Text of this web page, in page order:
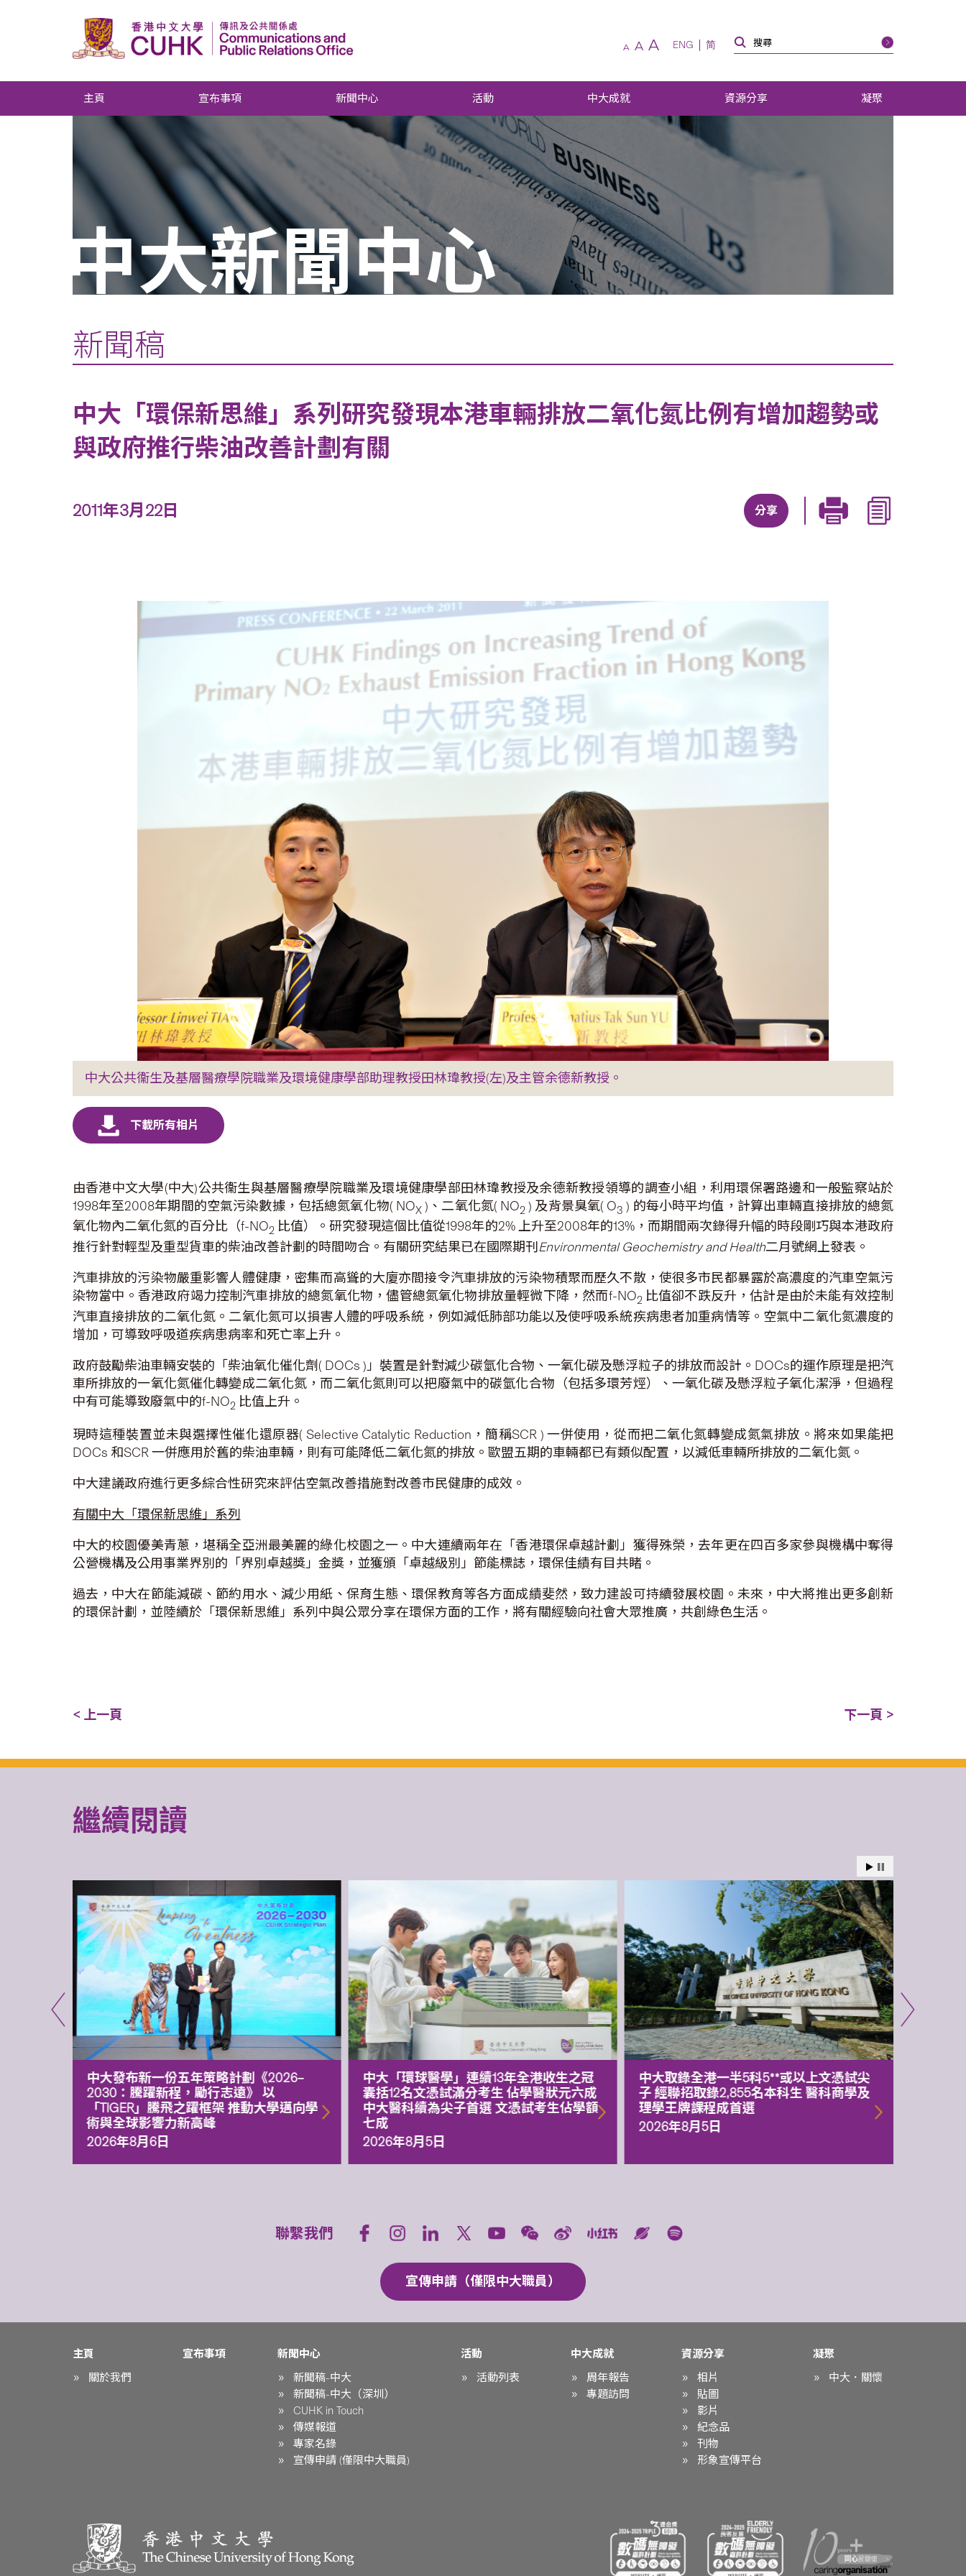
A A A ENG 简
主頁 宣布事項 新聞中心 活動 中大成就 資源分享 凝聚
中大新聞中心
新聞稿
中大「環保新思維」系列研究發現本港車輛排放二氧化氮比例有增加趨勢或
與政府推行柴油改善計劃有關
2011年3月22日 分享
中大公共衞生及基層醫療學院職業及環境健康學部助理教授田林瑋教授(左)及主管余德新教授。
由香港中文大學(中大)公共衞生與基層醫療學院職業及環境健康學部田林瑋教授及余德新教授領導的調查小組，利用環保署路邊和一般監察站於
1998年至2008年期間的空氣污染數據，包括總氮氧化物( NOX )、二氧化氮( NO2 ) 及背景臭氧( O3 ) 的每小時平均值，計算出車輛直接排放的總氮
氧化物內二氧化氮的百分比（f-NO2 比值）。研究發現這個比值從1998年的2% 上升至2008年的13%，而期間兩次錄得升幅的時段剛巧與本港政府
推行針對輕型及重型貨車的柴油改善計劃的時間吻合。有關研究結果已在國際期刊 Environmental Geochemistry and Health二月號網上發表。
汽車排放的污染物嚴重影響人體健康，密集而高聳的大廈亦間接令汽車排放的污染物積聚而歷久不散，使很多市民都暴露於高濃度的汽車空氣污
染物當中。香港政府竭力控制汽車排放的總氮氧化物，儘管總氮氧化物排放量輕微下降，然而f-NO2 比值卻不跌反升，估計是由於未能有效控制
汽車直接排放的二氧化氮。二氧化氮可以損害人體的呼吸系統，例如減低肺部功能以及使呼吸系統疾病患者加重病情等。空氣中二氧化氮濃度的
增加，可導致呼吸道疾病患病率和死亡率上升。
政府鼓勵柴油車輛安裝的「柴油氧化催化劑( DOCs )」裝置是針對減少碳氫化合物、一氧化碳及懸浮粒子的排放而設計。DOCs的運作原理是把汽
車所排放的一氧化氮催化轉變成二氧化氮，而二氧化氮則可以把廢氣中的碳氫化合物（包括多環芳烴）、一氧化碳及懸浮粒子氧化潔淨，但過程
中有可能導致廢氣中的f-NO2 比值上升。
現時這種裝置並未與選擇性催化還原器( Selective Catalytic Reduction，簡稱SCR ) 一併使用，從而把二氧化氮轉變成氮氣排放。將來如果能把
DOCs 和SCR 一併應用於舊的柴油車輛，則有可能降低二氧化氮的排放。歐盟五期的車輛都已有類似配置，以減低車輛所排放的二氧化氮。
中大建議政府進行更多綜合性研究來評估空氣改善措施對改善市民健康的成效。
有關中大「環保新思維」系列
中大的校園優美青蔥，堪稱全亞洲最美麗的綠化校園之一。中大連續兩年在「香港環保卓越計劃」獲得殊榮，去年更在四百多家參與機構中奪得
公營機構及公用事業界別的「界別卓越獎」金獎，並獲頒「卓越級別」節能標誌，環保佳績有目共睹。
過去，中大在節能減碳、節約用水、減少用紙、保育生態、環保教育等各方面成績斐然，致力建設可持續發展校園。未來，中大將推出更多創新
的環保計劃，並陸續於「環保新思維」系列中與公眾分享在環保方面的工作，將有關經驗向社會大眾推廣，共創綠色生活。
< 上一頁 下一頁 >
繼續閱讀
中大發布新一份五年策略計劃《2026‒
2030：騰躍新程，勵行志遠》 以
「TIGER」騰飛之躍框架 推動大學邁向學
術與全球影響力新高峰
2026年8月6日
中大「環球醫學」連續13年全港收生之冠
囊括12名文憑試滿分考生 佔學醫狀元六成
中大醫科續為尖子首選 文憑試考生佔學額
七成
2026年8月5日
中大取錄全港一半5科5**或以上文憑試尖
子 經聯招取錄2,855名本科生 醫科商學及
理學王牌課程成首選
2026年8月5日
聯繫我們
宣傳申請（僅限中大職員）
主頁
關於我們
宣布事項
新聞中心
新聞稿-中大
新聞稿-中大（深圳）
CUHK in Touch
傳媒報道
專家名錄
宣傳申請 (僅限中大職員)
活動
活動列表
中大成就
周年報告
專題訪問
資源分享
相片
貼圖
影片
紀念品
刊物
形象宣傳平台
凝聚
中大．關懷